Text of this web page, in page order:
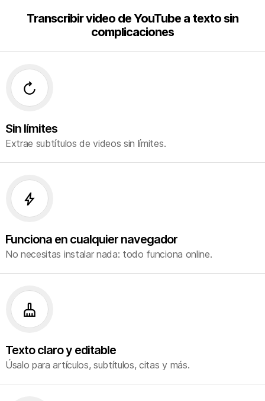
Transcribir video de YouTube a texto sin
complicaciones
forward_media
Sin límites
Extrae subtítulos de videos sin límites.
bolt
Funciona en cualquier navegador
No necesitas instalar nada: todo funciona online.
cleaning_services
Texto claro y editable
Úsalo para artículos, subtítulos, citas y más.